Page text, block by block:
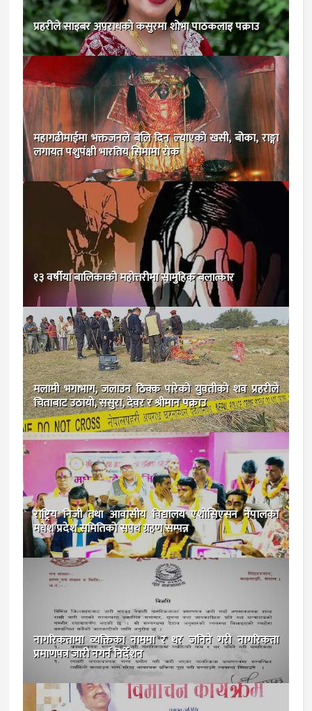
प्रहरीले साइबर अपराधकाे कसुरमा शोभा पाठकलाइ पक्राउ
महागढीमाईमा भक्तजनले बलि दिन ल्याएकाे खसी, बोका, राङ्गा
लगायत पशुपंक्षी भारतिय सिमामा राेक
१३ वर्षीया बालिकाको महोत्तरीमा सामुहिक बलात्कार
मलामी भगाभाग, जलाउन ठिक्क पारेको युवतीको शव प्रहरीले
चिताबाट उठायो, ससुरा, देवर र श्रीमान पक्राउ
राष्ट्रिय निजी तथा आवासीय विद्यालय एशोसिएसन नेपालका
मधेश प्रदेश समितिको सपथ ग्रहण सम्पन्न
नागरिकतामा व्यक्तिका नाममा र थर जनिने गरी नागरिकता
प्रमाणपत्र जारी नगर्न निर्देशन